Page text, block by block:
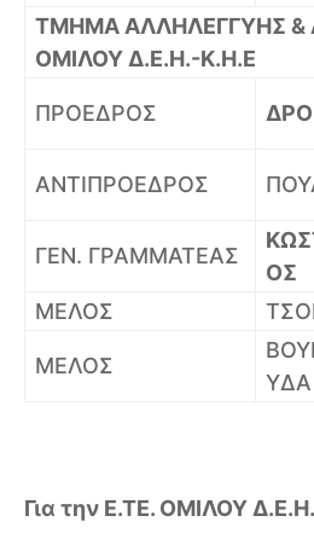
ΤΜΗΜΑ ΑΛΛΗΛΕΓΓΥΗΣ &
ΟΜΙΛΟΥ Δ.Ε.Η.-Κ.Η.Ε
ΠΡΟΕΔΡΟΣ
ΑΝΤΙΠΡΟΕΔΡΟΣ
ΓΕΝ. ΓΡΑΜΜΑΤΕΑΣ
ΟΣ
ΜΕΛΟΣ
ΜΕΛΟΣ
ΥΔΑ
Για την Ε.ΤΕ. ΟΜΙΛΟΥ